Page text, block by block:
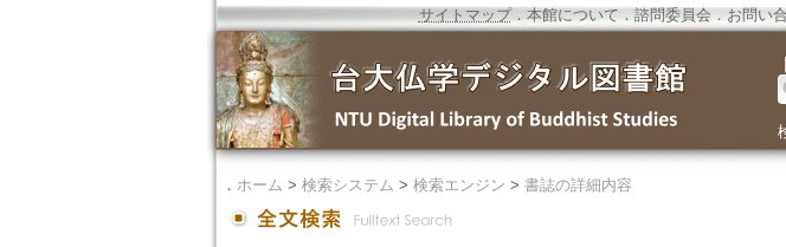
サイトマップ．本館について ． 諮問委員会． お問い
｜
． ホーム > 検索システム > 検索エンジン > 書誌の詳細内容